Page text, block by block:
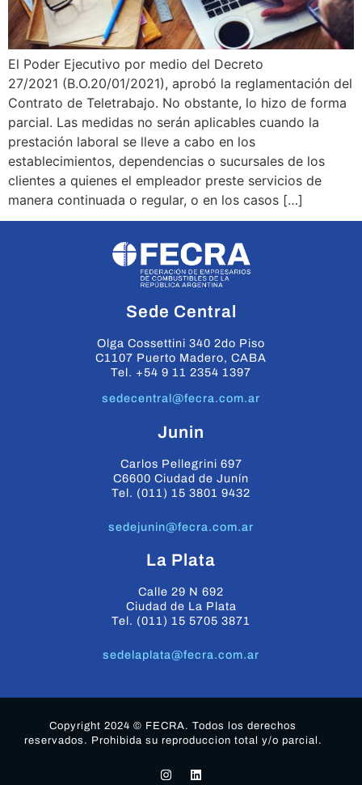
El Poder Ejecutivo por medio del Decreto
27/2021 (B.O.20/01/2021), aprobó la reglamentación del
Contrato de Teletrabajo. No obstante, lo hizo de forma
parcial. Las medidas no serán aplicables cuando la
prestación laboral se lleve a cabo en los
establecimientos, dependencias o sucursales de los
clientes a quienes el empleador preste servicios de
manera continuada o regular, o en los casos […]
Sede Central
Olga Cossettini 340 2do Piso
C1107 Puerto Madero, CABA
Tel. +54 9 11 2354 1397
sedecentral@fecra.com.ar
Junin
Carlos Pellegrini 697
C6600 Ciudad de Junín
Tel. (011) 15 3801 9432
sedejunin@fecra.com.ar
La Plata
Calle 29 N 692
Ciudad de La Plata
Tel. (011) 15 5705 3871
sedelaplata@fecra.com.ar
Copyright 2024 © FECRA. Todos los derechos
reservados. Prohibida su reproduccion total y/o parcial.